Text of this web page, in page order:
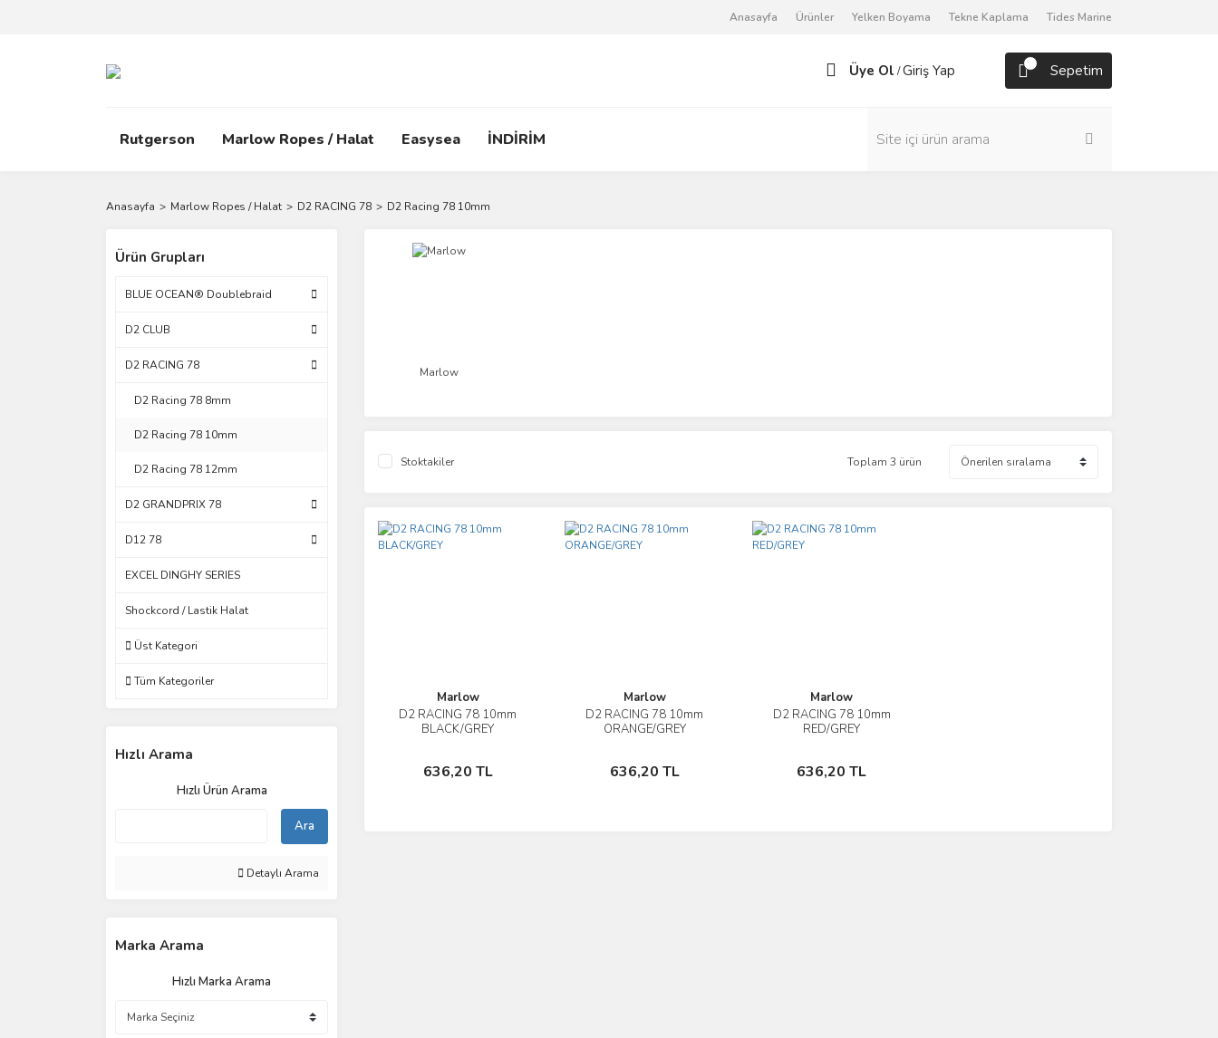
Anasayfa Ürünler Yelken Boyama Tekne Kaplama Tides Marine
Üye Ol /Giriş Yap Sepetim
Rutgerson Marlow Ropes / Halat Easysea İNDİRİM
Anasayfa Marlow Ropes / Halat D2 RACING 78 D2 Racing 78 10mm
Ürün Grupları
BLUE OCEAN® Doublebraid
D2 CLUB
D2 RACING 78
D2 Racing 78 8mm
D2 Racing 78 10mm
D2 Racing 78 12mm
D2 GRANDPRIX 78
D12 78
EXCEL DINGHY SERIES
Shockcord / Lastik Halat
Üst Kategori
Tüm Kategoriler
Hızlı Arama
Hızlı Ürün Arama
Ara
Detaylı Arama
Marka Arama
Hızlı Marka Arama
Marlow
Stoktakiler Toplam 3 ürün
Marlow
D2 RACING 78 10mm
BLACK/GREY
636,20 TL
İncele
Sepete Ekle
Marlow
D2 RACING 78 10mm
ORANGE/GREY
636,20 TL
İncele
Sepete Ekle
Marlow
D2 RACING 78 10mm
RED/GREY
636,20 TL
İncele
Sepete Ekle